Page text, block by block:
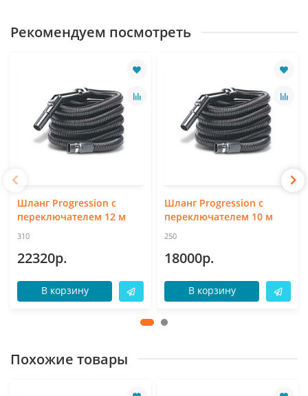
Рекомендуем посмотреть
Шланг Progression с
переключателем 12 м
310
22320р.
В корзину
Шланг Progression с
переключателем 10 м
250
18000р.
В корзину
Похожие товары